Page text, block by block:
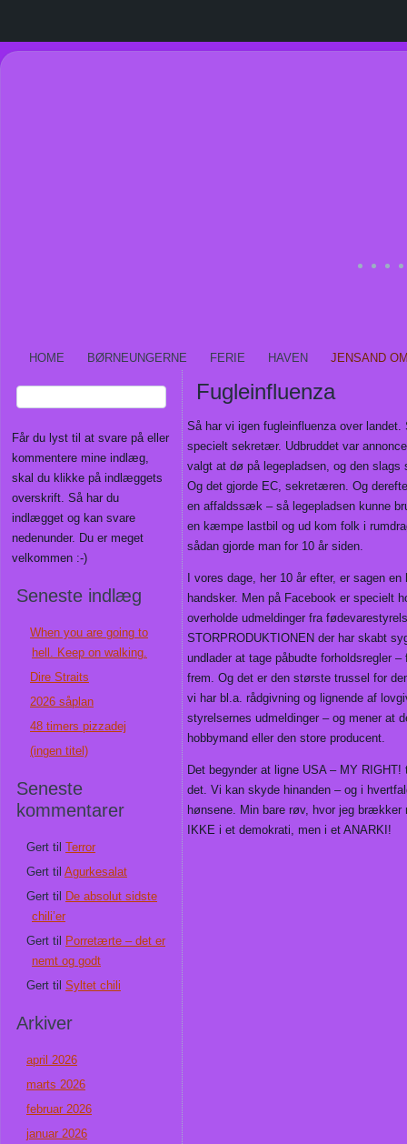
HOME BØRNEUNGERNE FERIE HAVEN JENSAND
Får du lyst til at svare på eller
kommentere mine indlæg,
skal du klikke på indlæggets
overskrift. Så har du
indlægget og kan svare
nedenunder. Du er meget
velkommen :-)
Seneste indlæg
When you are going to
hell. Keep on walking.
Dire Straits
2026 såplan
48 timers pizzadej
(ingen titel)
Seneste
kommentarer
Gert til Terror
Gert til Agurkesalat
Gert til
De absolut sidste
chili’er
Gert til
Porretærte – det er
nemt og godt
Gert til Syltet chili
Arkiver
april 2026
marts 2026
februar 2026
januar 2026
Fugleinfluenza
Så har vi igen fugleinfluenza over
specielt sekretær. Udbruddet var
valgt at dø på legepladsen, og den slags
Og det gjorde EC, sekretæren. Og
en affaldssæk – så legepladsen kunne
en kæmpe lastbil og ud kom folk i
sådan gjorde man for 10 år siden.
I vores dage, her 10 år efter, er sagen
handsker. Men på Facebook er specielt
overholde udmeldinger fra
STORPRODUKTIONEN der har skabt
undlader at tage påbudte forholdsregler
frem. Og det er den største trussel for
vi har bl.a. rådgivning og lignende af
styrelsernes udmeldinger – og mener at
hobbymand eller den store producent.
Det begynder at ligne USA – MY
det. Vi kan skyde hinanden – og i
hønsene. Min bare røv, hvor jeg
IKKE i et demokrati, men i et ANARKI!